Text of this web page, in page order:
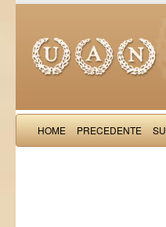
HOME PRECEDENTE